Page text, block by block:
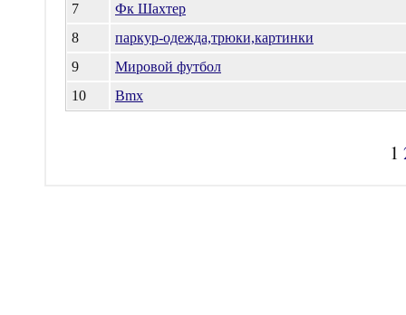
7
Фк Шахтер
8
паркур-одежда,трюки,картинки
9
Мировой футбол
10
Bmx
1